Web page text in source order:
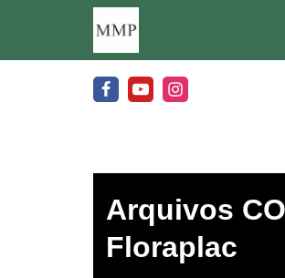
Arquivos
Floraplac